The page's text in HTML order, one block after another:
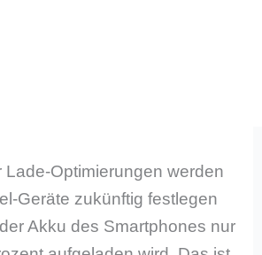
Lade-Optimierungen werden
Geräte zukünftig festlegen
Akku des Smartphones nur